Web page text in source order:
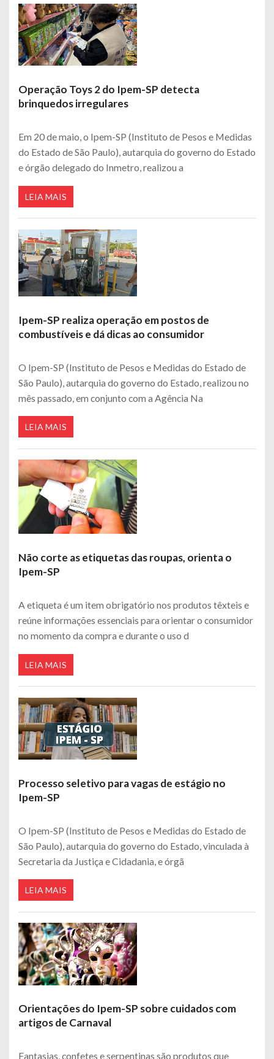
Operação Toys 2 do Ipem-SP detecta
brinquedos irregulares
Em 20 de maio, o Ipem-SP (Instituto de Pesos e Medidas
do Estado de São Paulo), autarquia do governo do Estado
e órgão delegado do Inmetro, realizou a
LEIA MAIS
Ipem-SP realiza operação em postos de
combustíveis e dá dicas ao consumidor
O Ipem-SP (Instituto de Pesos e Medidas do Estado de
São Paulo), autarquia do governo do Estado, realizou no
mês passado, em conjunto com a Agência Na
LEIA MAIS
Não corte as etiquetas das roupas, orienta o
Ipem-SP
A etiqueta é um item obrigatório nos produtos têxteis e
reúne informações essenciais para orientar o consumidor
no momento da compra e durante o uso d
LEIA MAIS
Processo seletivo para vagas de estágio no
Ipem-SP
O Ipem-SP (Instituto de Pesos e Medidas do Estado de
São Paulo), autarquia do governo do Estado, vinculada à
Secretaria da Justiça e Cidadania, e órgã
LEIA MAIS
Orientações do Ipem-SP sobre cuidados com
artigos de Carnaval
Fantasias, confetes e serpentinas são produtos que